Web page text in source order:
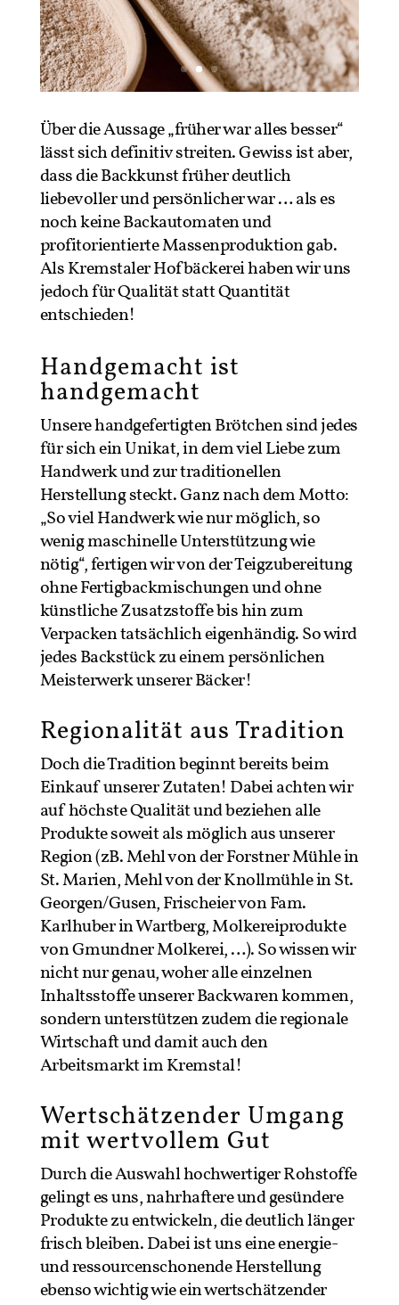
Über die Aussage „früher war alles besser“
lässt sich definitiv streiten. Gewiss ist aber,
dass die Backkunst früher deutlich
liebevoller und persönlicher war … als es
noch keine Backautomaten und
profitorientierte Massenproduktion gab.
Als Kremstaler Hofbäckerei haben wir uns
jedoch für Qualität statt Quantität
entschieden!
Handgemacht ist
handgemacht
Unsere handgefertigten Brötchen sind jedes
für sich ein Unikat, in dem viel Liebe zum
Handwerk und zur traditionellen
Herstellung steckt. Ganz nach dem Motto:
„So viel Handwerk wie nur möglich, so
wenig maschinelle Unterstützung wie
nötig“, fertigen wir von der Teigzubereitung
ohne Fertigbackmischungen und ohne
künstliche Zusatzstoffe bis hin zum
Verpacken tatsächlich eigenhändig. So wird
jedes Backstück zu einem persönlichen
Meisterwerk unserer Bäcker!
Regionalität aus Tradition
Doch die Tradition beginnt bereits beim
Einkauf unserer Zutaten! Dabei achten wir
auf höchste Qualität und beziehen alle
Produkte soweit als möglich aus unserer
Region (zB. Mehl von der Forstner Mühle in
St. Marien, Mehl von der Knollmühle in St.
Georgen/Gusen, Frischeier von Fam.
Karlhuber in Wartberg, Molkereiprodukte
von Gmundner Molkerei, …). So wissen wir
nicht nur genau, woher alle einzelnen
Inhaltsstoffe unserer Backwaren kommen,
sondern unterstützen zudem die regionale
Wirtschaft und damit auch den
Arbeitsmarkt im Kremstal!
Wertschätzender Umgang
mit wertvollem Gut
Durch die Auswahl hochwertiger Rohstoffe
gelingt es uns, nahrhaftere und gesündere
Produkte zu entwickeln, die deutlich länger
frisch bleiben. Dabei ist uns eine energie-
und ressourcenschonende Herstellung
ebenso wichtig wie ein wertschätzender